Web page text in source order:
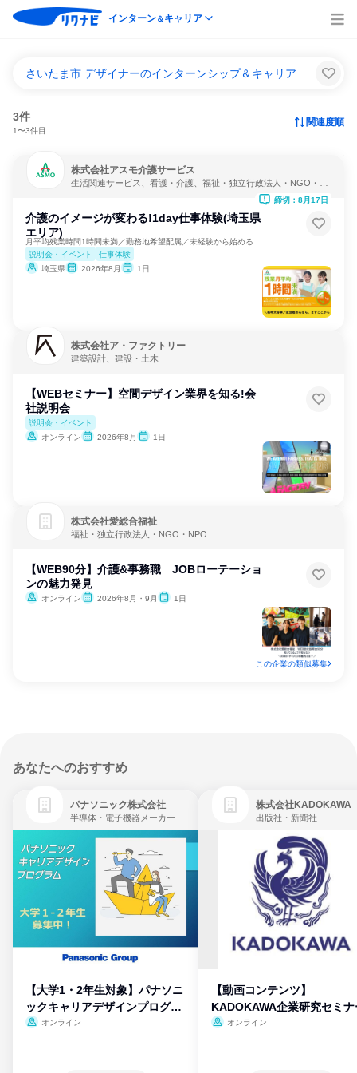
インターン＆キャリア
3件
1〜3件目
関連度順
株式会社アスモ介護サービス
生活関連サービス、看護・介護、福祉・独立行政法人・NGO・N
介護のイメージが変わる!1day仕事体験(埼玉県
エリア)
月平均残業時間1時間未満／勤務地希望配属／未経験から始める
説明会・イベント
仕事体験
埼玉県
2026年8月 1日
締切：8月17日
株式会社ア・ファクトリー
建築設計、建設・土木
【WEBセミナー】空間デザイン業界を知る!会
社説明会
説明会・イベント
オンライン
2026年8月 1日
株式会社愛総合福祉
福祉・独立行政法人・NGO・NPO
【WEB90分】介護&事務職 JOBローテーショ
ンの魅力発見
オンライン 2026年8月・9月 1日
この企業の類似募集
あなたへのおすすめ
パナソニック株式会社
半導体・電子機器メーカー
【大学1・2年生対象】パナソニ
ックキャリアデザインプログラ
ム
オンライン
株式会社KADOKAWA
出版社・新聞社
【動画コンテンツ】
KADOKAWA企業研究セミナ
オンライン